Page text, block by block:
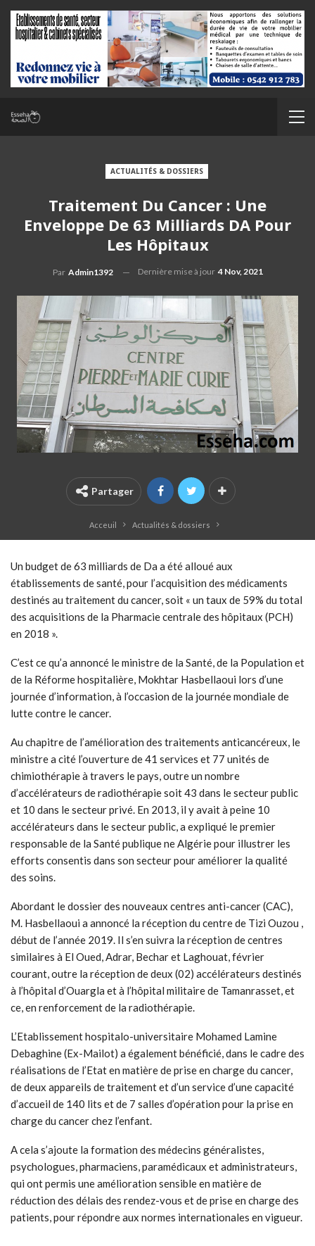
ACTUALITÉS & DOSSIERS
Traitement Du Cancer : Une
Enveloppe De 63 Milliards DA Pour
Les Hôpitaux
Par Admin1392 Dernière mise à jour 4 Nov, 2021
Partager
Acceuil Actualités & dossiers
Un budget de 63 milliards de Da a été alloué aux
établissements de santé, pour l’acquisition des médicaments
destinés au traitement du cancer, soit « un taux de 59% du total
des acquisitions de la Pharmacie centrale des hôpitaux (PCH)
en 2018 ».
C’est ce qu’a annoncé le ministre de la Santé, de la Population et
de la Réforme hospitalière, Mokhtar Hasbellaoui lors d’une
journée d’information, à l’occasion de la journée mondiale de
lutte contre le cancer.
Au chapitre de l’amélioration des traitements anticancéreux, le
ministre a cité l’ouverture de 41 services et 77 unités de
chimiothérapie à travers le pays, outre un nombre
d’accélérateurs de radiothérapie soit 43 dans le secteur public
et 10 dans le secteur privé. En 2013, il y avait à peine 10
accélérateurs dans le secteur public, a expliqué le premier
responsable de la Santé publique ne Algérie pour illustrer les
efforts consentis dans son secteur pour améliorer la qualité
des soins.
Abordant le dossier des nouveaux centres anti-cancer (CAC),
M. Hasbellaoui a annoncé la réception du centre de Tizi Ouzou ,
début de l’année 2019. Il s’en suivra la réception de centres
similaires à El Oued, Adrar, Bechar et Laghouat, février
courant, outre la réception de deux (02) accélérateurs destinés
à l’hôpital d’Ouargla et à l’hôpital militaire de Tamanrasset, et
ce, en renforcement de la radiothérapie.
L’Etablissement hospitalo-universitaire Mohamed Lamine
Debaghine (Ex-Mailot) a également bénéficié, dans le cadre des
réalisations de l’Etat en matière de prise en charge du cancer,
de deux appareils de traitement et d’un service d’une capacité
d’accueil de 140 lits et de 7 salles d’opération pour la prise en
charge du cancer chez l’enfant.
A cela s’ajoute la formation des médecins généralistes,
psychologues, pharmaciens, paramédicaux et administrateurs,
qui ont permis une amélioration sensible en matière de
réduction des délais des rendez-vous et de prise en charge des
patients, pour répondre aux normes internationales en vigueur.